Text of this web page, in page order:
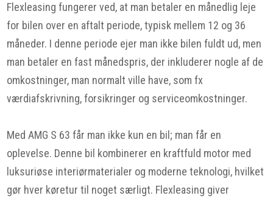
Flexleasing fungerer ved, at man betaler en månedlig leje
for bilen over en aftalt periode, typisk mellem 12 og 36
måneder. I denne periode ejer man ikke bilen fuldt ud, men
man betaler en fast månedspris, der inkluderer nogle af de
omkostninger, man normalt ville have, som fx
værdiafskrivning, forsikringer og serviceomkostninger.
Med AMG S 63 får man ikke kun en bil; man får en
oplevelse. Denne bil kombinerer en kraftfuld motor med
luksuriøse interiørmaterialer og moderne teknologi, hvilket
gør hver køretur til noget særligt. Flexleasing giver